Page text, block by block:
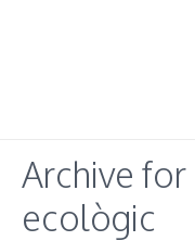
Archive for
ecològic